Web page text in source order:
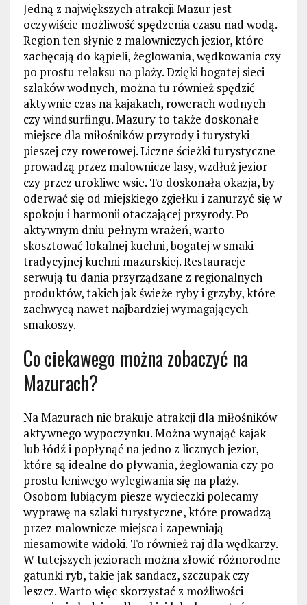
Jedną z największych atrakcji Mazur jest
oczywiście możliwość spędzenia czasu nad wodą.
Region ten słynie z malowniczych jezior, które
zachęcają do kąpieli, żeglowania, wędkowania czy
po prostu relaksu na plaży. Dzięki bogatej sieci
szlaków wodnych, można tu również spędzić
aktywnie czas na kajakach, rowerach wodnych
czy windsurfingu. Mazury to także doskonałe
miejsce dla miłośników przyrody i turystyki
pieszej czy rowerowej. Liczne ścieżki turystyczne
prowadzą przez malownicze lasy, wzdłuż jezior
czy przez urokliwe wsie. To doskonała okazja, by
oderwać się od miejskiego zgiełku i zanurzyć się w
spokoju i harmonii otaczającej przyrody. Po
aktywnym dniu pełnym wrażeń, warto
skosztować lokalnej kuchni, bogatej w smaki
tradycyjnej kuchni mazurskiej. Restauracje
serwują tu dania przyrządzane z regionalnych
produktów, takich jak świeże ryby i grzyby, które
zachwycą nawet najbardziej wymagających
smakoszy.
Co ciekawego można zobaczyć na
Mazurach?
Na Mazurach nie brakuje atrakcji dla miłośników
aktywnego wypoczynku. Można wynająć kajak
lub łódź i popłynąć na jedno z licznych jezior,
które są idealne do pływania, żeglowania czy po
prostu leniwego wylegiwania się na plaży.
Osobom lubiącym piesze wycieczki polecamy
wyprawę na szlaki turystyczne, które prowadzą
przez malownicze miejsca i zapewniają
niesamowite widoki. To również raj dla wędkarzy.
W tutejszych jeziorach można złowić różnorodne
gatunki ryb, takie jak sandacz, szczupak czy
leszcz. Warto więc skorzystać z możliwości